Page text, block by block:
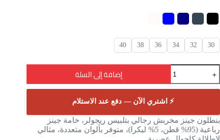
30
32
34
36
38
40
بنطلون
جينز
بتلبيس
ريجولر
متعدد
إضافة إلى السلة
⚡ اشتري الآن — دفع عند الاستلام
بنطلون جينز مخربش رجالي بتلبيس ريجولر، خامة جينز
رباعية (95% قطن، 5% ليكرا)، متوفر بألوان متعددة، مثالي